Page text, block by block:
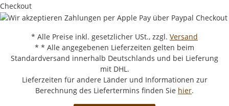
* Alle Preise inkl. gesetzlicher USt., zzgl. Versand
* * Alle angegebenen Lieferzeiten gelten beim
Standardversand innerhalb Deutschlands und bei Lieferung
mit DHL.
Lieferzeiten für andere Länder und Informationen zur
Berechnung des Liefertermins finden Sie hier.